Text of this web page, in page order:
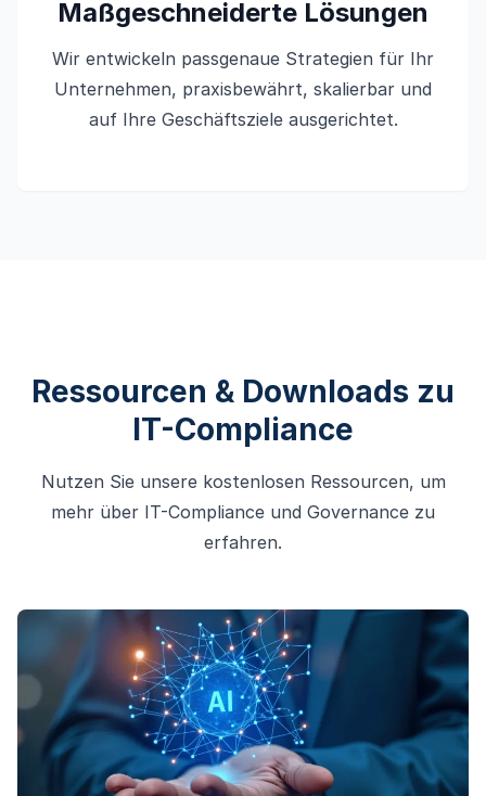
Maßgeschneiderte Lösungen
Wir entwickeln passgenaue Strategien für Ihr
Unternehmen, praxisbewährt, skalierbar und
auf Ihre Geschäftsziele ausgerichtet.
Ressourcen & Downloads zu
IT-Compliance
Nutzen Sie unsere kostenlosen Ressourcen, um
mehr über IT-Compliance und Governance zu
erfahren.